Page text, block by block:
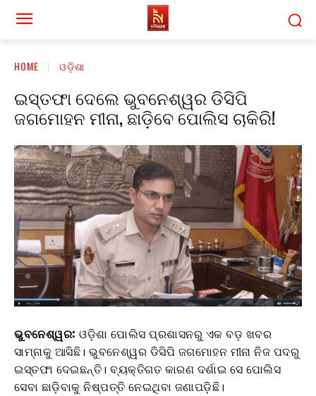
HOME ଓଡ଼ିଶା
ଇସ୍ତଫା ଦେଲେ ଭୁବନେଶ୍ୱର ଡିସିପି
ଜଗମୋହନ ମୀନା, ଛାଡ଼ିବେ ପୋଲିସ ଚାକିରି!
ଭୁବନେଶ୍ୱର: ଓଡ଼ିଶା ପୋଲିସ ପ୍ରଶାସନରୁ ଏକ ବଡ଼ ଖବର
ସାମ୍ନାକୁ ଆସିଛି। ଭୁବନେଶ୍ୱର ଡିସିପି ଜଗମୋହନ ମୀନା ନିଜ ପଦରୁ
ଇସ୍ତଫା ଦେଇଛନ୍ତି। ବ୍ୟକ୍ତିଗତ କାରଣ ଦର୍ଶାଇ ସେ ପୋଲିସ
ସେବା ଛାଡ଼ିବାକୁ ନିଷ୍ପତ୍ତି ନେଇଥିବା ଜଣାପଡ଼ିଛି।